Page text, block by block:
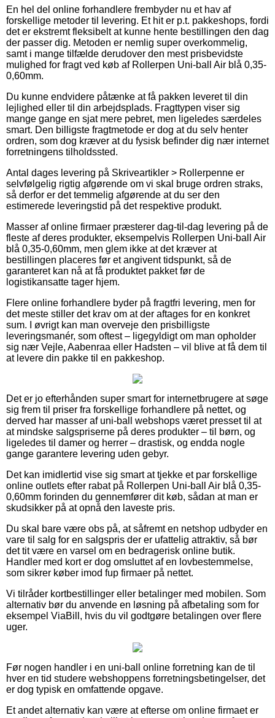
En hel del online forhandlere frembyder nu et hav af
forskellige metoder til levering. Et hit er p.t. pakkeshops, fordi
det er ekstremt fleksibelt at kunne hente bestillingen den dag
der passer dig. Metoden er nemlig super overkommelig,
samt i mange tilfælde derudover den mest prisbevidste
mulighed for fragt ved køb af Rollerpen Uni-ball Air blå 0,35-
0,60mm.
Du kunne endvidere påtænke at få pakken leveret til din
lejlighed eller til din arbejdsplads. Fragttypen viser sig
mange gange en sjat mere pebret, men ligeledes særdeles
smart. Den billigste fragtmetode er dog at du selv henter
ordren, som dog kræver at du fysisk befinder dig nær internet
forretningens tilholdssted.
Antal dages levering på Skriveartikler > Rollerpenne er
selvfølgelig rigtig afgørende om vi skal bruge ordren straks,
så derfor er det temmelig afgørende at du ser den
estimerede leveringstid på det respektive produkt.
Masser af online firmaer præsterer dag-til-dag levering på de
fleste af deres produkter, eksempelvis Rollerpen Uni-ball Air
blå 0,35-0,60mm, men glem ikke at det kræver at
bestillingen placeres før et angivent tidspunkt, så de
garanteret kan nå at få produktet pakket før de
logistikansatte tager hjem.
Flere online forhandlere byder på fragtfri levering, men for
det meste stiller det krav om at der aftages for en konkret
sum. I øvrigt kan man overveje den prisbilligste
leveringsmanér, som oftest – ligegyldigt om man opholder
sig nær Vejle, Aabenraa eller Hadsten – vil blive at få dem til
at levere din pakke til en pakkeshop.
Det er jo efterhånden super smart for internetbrugere at søge
sig frem til priser fra forskellige forhandlere på nettet, og
derved har masser af uni-ball webshops været presset til at
at mindske salgspriserne på deres produkter – til børn, og
ligeledes til damer og herrer – drastisk, og endda nogle
gange garantere levering uden gebyr.
Det kan imidlertid vise sig smart at tjekke et par forskellige
online outlets efter rabat på Rollerpen Uni-ball Air blå 0,35-
0,60mm forinden du gennemfører dit køb, sådan at man er
skudsikker på at opnå den laveste pris.
Du skal bare være obs på, at såfremt en netshop udbyder en
vare til salg for en salgspris der er ufattelig attraktiv, så bør
det tit være en varsel om en bedragerisk online butik.
Handler med kort er dog omsluttet af en lovbestemmelse,
som sikrer køber imod fup firmaer på nettet.
Vi tilråder kortbestillinger eller betalinger med mobilen. Som
alternativ bør du anvende en løsning på afbetaling som for
eksempel ViaBill, hvis du vil godtgøre betalingen over flere
uger.
Før nogen handler i en uni-ball online forretning kan de til
hver en tid studere webshoppens forretningsbetingelser, det
er dog typisk en omfattende opgave.
Et andet alternativ kan være at efterse om online firmaet er